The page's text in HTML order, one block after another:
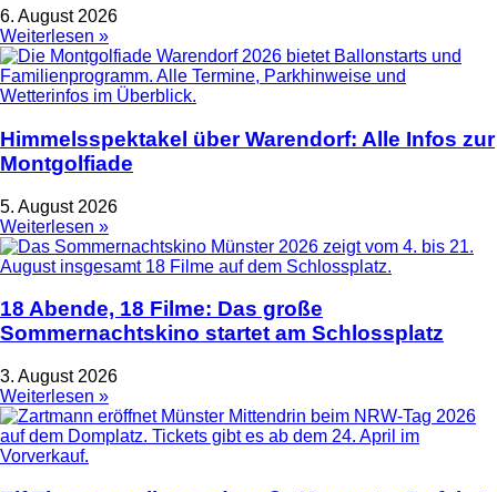
6. August 2026
Weiterlesen »
Himmelsspektakel über Warendorf: Alle Infos zur
Montgolfiade
5. August 2026
Weiterlesen »
18 Abende, 18 Filme: Das große
Sommernachtskino startet am Schlossplatz
3. August 2026
Weiterlesen »